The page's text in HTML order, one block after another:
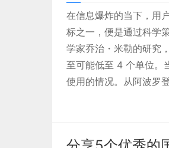
在信息爆炸的当下，用
标之一，便是通过科学
学家乔治・米勒的研究
至可能低至 4 个单位。
使用的情况。从阿波罗
的设计演进正是认知